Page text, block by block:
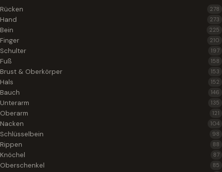
Rücken 278
Hand 273
Bein 225
Finger 210
Schulter 197
Fuß 158
Brust & Oberkörper 153
Hals 152
Bauch 146
Unterarm 135
Oberarm 121
Nacken 104
Schlüsselbein 98
Rippen 88
Knöchel 87
Oberschenkel 85